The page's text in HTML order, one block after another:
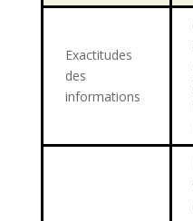
Exactitudes
des
informations